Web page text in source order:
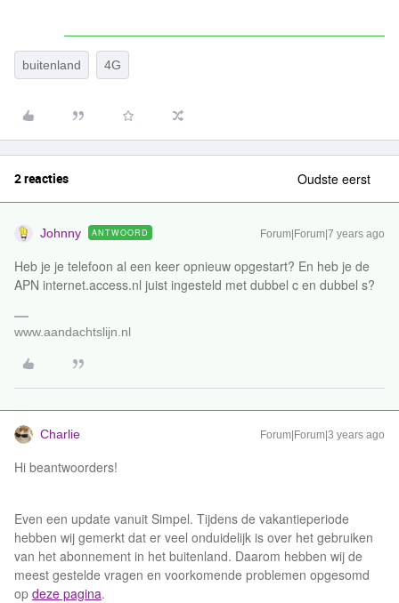
buitenland 4G
2 reacties Oudste eerst
Johnny ANTWOORD Forum|Forum|7 years ago
Heb je je telefoon al een keer opnieuw opgestart? En heb je de
APN internet.access.nl juist ingesteld met dubbel c en dubbel s?
www.aandachtslijn.nl
Charlie Forum|Forum|3 years ago
Hi beantwoorders!
Even een update vanuit Simpel. Tijdens de vakantieperiode
hebben wij gemerkt dat er veel onduidelijk is over het gebruiken
van het abonnement in het buitenland. Daarom hebben wij de
meest gestelde vragen en voorkomende problemen opgesomd
op deze pagina.